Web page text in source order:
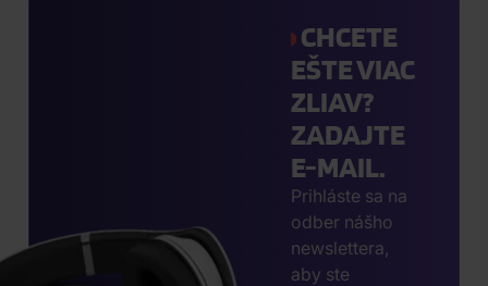
CHCETE
EŠTE VIAC
ZLIAV?
ZADAJTE
E-MAIL.
Prihláste sa na
odber nášho
newslettera,
aby ste